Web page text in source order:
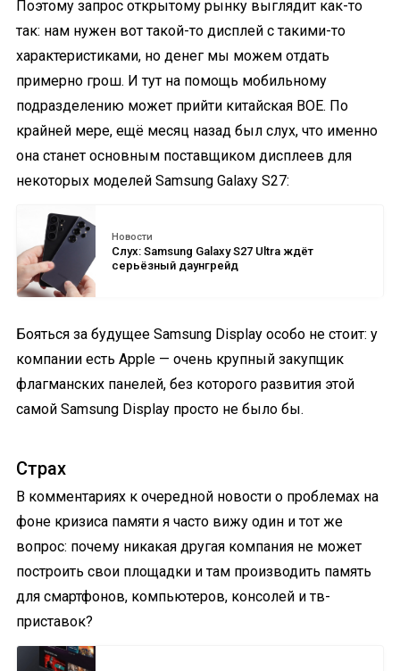
Поэтому запрос открытому рынку выглядит как-то
так: нам нужен вот такой-то дисплей с такими-то
характеристиками, но денег мы можем отдать
примерно грош. И тут на помощь мобильному
подразделению может прийти китайская BOE. По
крайней мере, ещё месяц назад был слух, что именно
она станет основным поставщиком дисплеев для
некоторых моделей Samsung Galaxy S27:
Новости
Слух: Samsung Galaxy S27 Ultra ждёт
серьёзный даунгрейд
Бояться за будущее Samsung Display особо не стоит: у
компании есть Apple — очень крупный закупщик
флагманских панелей, без которого развития этой
самой Samsung Display просто не было бы.
Страх
В комментариях к очередной новости о проблемах на
фоне кризиса памяти я часто вижу один и тот же
вопрос: почему никакая другая компания не может
построить свои площадки и там производить память
для смартфонов, компьютеров, консолей и тв-
приставок?